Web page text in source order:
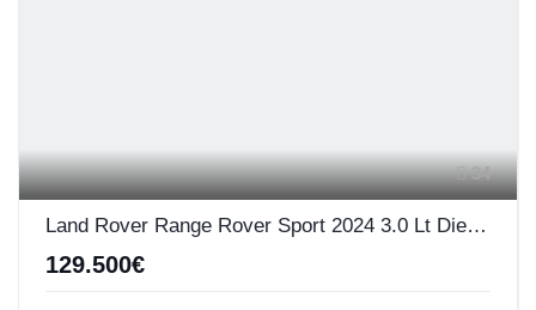
34
Land Rover Range Rover Sport 2024 3.0 Lt Diesel MHEV 300PS Dynamic SE
129.500€